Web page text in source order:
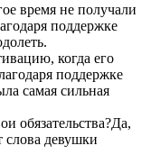
время не получали
поддержке
когда его
поддержке
самая сильная
обязательства?Да,
слова девушки